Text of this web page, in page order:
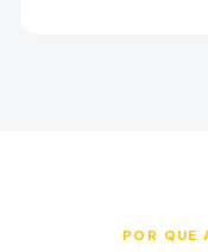
POR QUE